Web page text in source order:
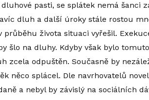
pasti, se splátek nemá šanci
dluh a další úroky stále rostou
života situaci vyřešil.
šlo na dluhy. Kdyby však bylo
odpuštěn. Současně by
něco splácel. Dle navrhovatelů
a nebyl by závislý na sociálních